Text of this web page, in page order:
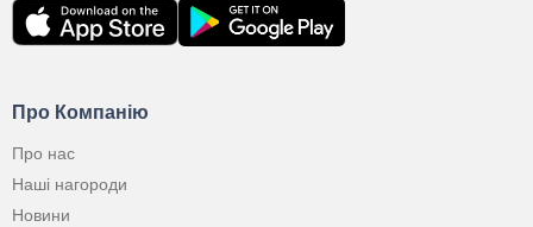
Про Компанію
Про нас
Наші нагороди
Новини